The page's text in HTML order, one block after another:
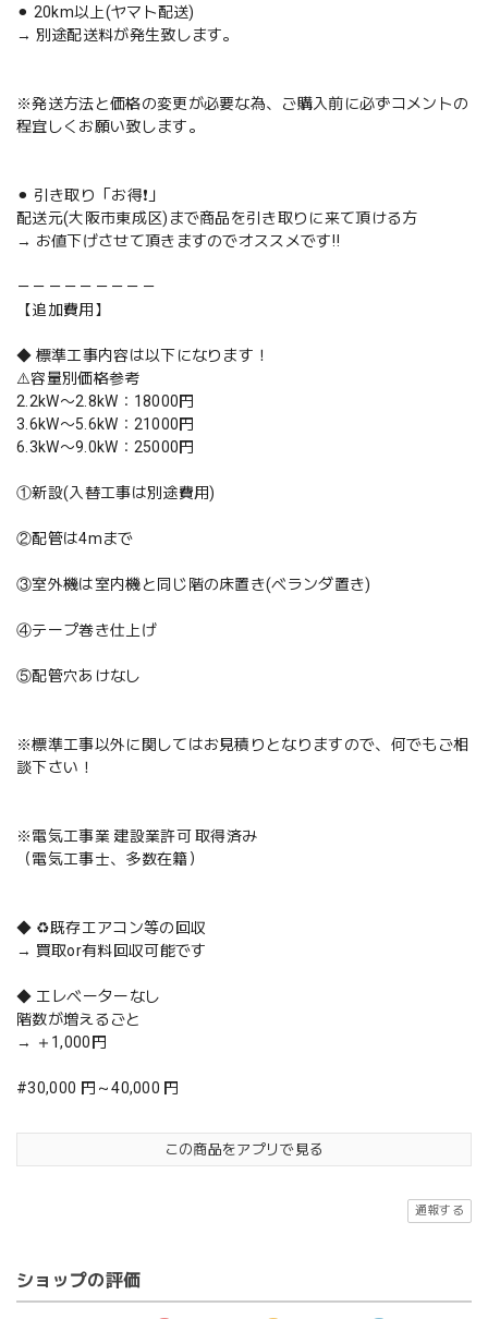
⚫︎ 20km以上(ヤマト配送)
→ 別途配送料が発生致します。
※発送方法と価格の変更が必要な為、ご購入前に必ずコメントの
程宜しくお願い致します。
⚫︎ 引き取り「お得❗️」
配送元(大阪市東成区)まで商品を引き取りに来て頂ける方
→ お値下げさせて頂きますのでオススメです‼️
－－－－－－－－－
【追加費用】
◆ 標準工事内容は以下になります！
⚠️容量別価格参考
2.2kW〜2.8kW：18000円
3.6kW〜5.6kW：21000円
6.3kW〜9.0kW：25000円
①新設(入替工事は別途費用)
②配管は4mまで
③室外機は室内機と同じ階の床置き(ベランダ置き)
④テープ巻き仕上げ
⑤配管穴あけなし
※標準工事以外に関してはお見積りとなりますので、何でもご相
談下さい！
※電気工事業 建設業許可 取得済み
（電気工事士、多数在籍）
◆ ♻️既存エアコン等の回収
→ 買取or有料回収可能です
◆ エレベーターなし
階数が増えるごと
→ ＋1,000円
#30,000 円～40,000 円
この商品をアプリで見る
通報する
ショップの評価